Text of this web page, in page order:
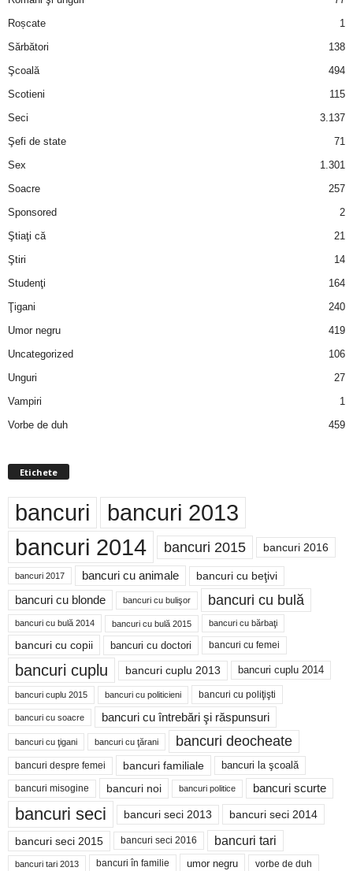
Roșcate
1
Sărbători
138
Şcoală
494
Scotieni
115
Seci
3.137
Şefi de state
71
Sex
1.301
Soacre
257
Sponsored
2
Ştiaţi că
21
Ştiri
14
Studenţi
164
Ţigani
240
Umor negru
419
Uncategorized
106
Unguri
27
Vampiri
1
Vorbe de duh
459
Etichete
bancuri bancuri 2013
bancuri 2014 bancuri 2015 bancuri 2016
bancuri 2017 bancuri cu animale bancuri cu beţivi
bancuri cu blonde bancuri cu bulişor bancuri cu bulă
bancuri cu bulă 2014 bancuri cu bulă 2015 bancuri cu bărbaţi
bancuri cu copii bancuri cu doctori bancuri cu femei
bancuri cuplu bancuri cuplu 2013 bancuri cuplu 2014
bancuri cuplu 2015 bancuri cu politicieni bancuri cu poliţişti
bancuri cu soacre bancuri cu întrebări şi răspunsuri
bancuri cu ţigani bancuri cu ţărani bancuri deocheate
bancuri despre femei bancuri familiale bancuri la şcoală
bancuri misogine bancuri noi bancuri politice bancuri scurte
bancuri seci bancuri seci 2013 bancuri seci 2014
bancuri seci 2015 bancuri seci 2016 bancuri tari
bancuri tari 2013 bancuri în familie umor negru vorbe de duh